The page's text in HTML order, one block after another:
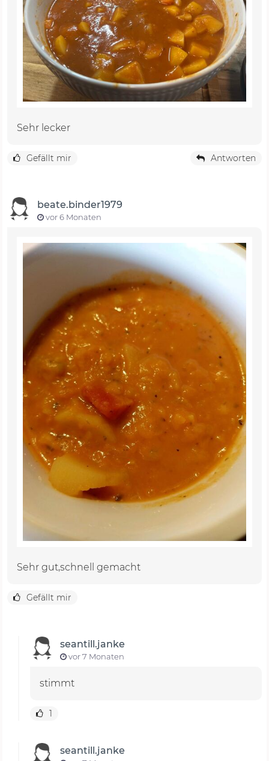
Sehr lecker
Gefällt mir Antworten
beate.binder1979
vor 6 Monaten
Sehr gut,schnell gemacht
Gefällt mir
seantill.janke
vor 7 Monaten
stimmt
1
seantill.janke